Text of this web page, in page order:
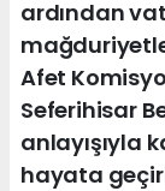
ardından
Afet
Seferihisar
anlayışıyla
hayata